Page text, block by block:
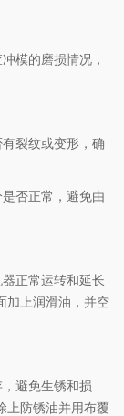
模的磨损情况，
裂纹或变形，确
否正常，避免由
正常运转和延长
加上润滑油，并空
避免生锈和损
上防锈油并用布覆